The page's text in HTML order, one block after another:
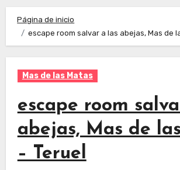
Página de inicio
escape room salvar a las abejas, Mas de
Mas de las Matas
escape room
abejas, Mas de
– Teruel